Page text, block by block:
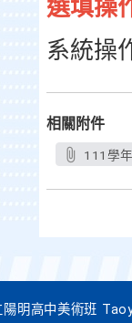
選填操
系統操
相關附件
111學
陽明高中美術班